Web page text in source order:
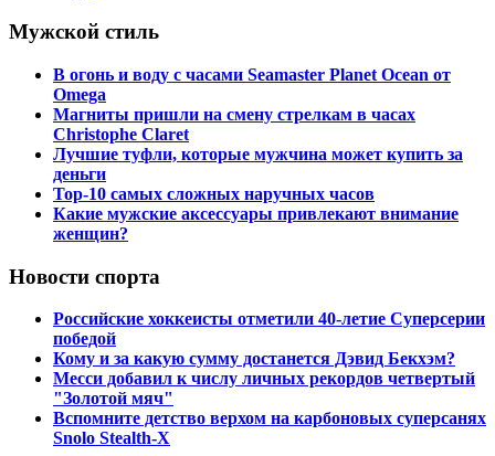
Мужской стиль
В огонь и воду с часами Seamaster Planet Ocean от
Omega
Магниты пришли на смену стрелкам в часах
Christophe Claret
Лучшие туфли, которые мужчина может купить за
деньги
Top-10 самых сложных наручных часов
Какие мужские аксессуары привлекают внимание
женщин?
Новости спорта
Российские хоккеисты отметили 40-летие Суперсерии
победой
Кому и за какую сумму достанется Дэвид Бекхэм?
Месси добавил к числу личных рекордов четвертый
"Золотой мяч"
Вспомните детство верхом на карбоновых суперсанях
Snolo Stealth-X